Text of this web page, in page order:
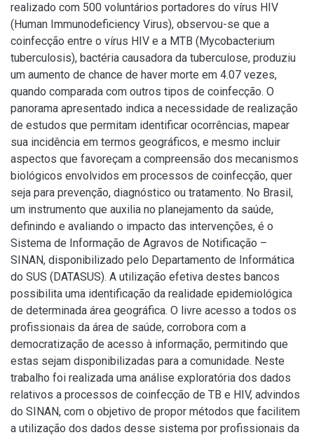
realizado com 500 voluntários portadores do vírus HIV
(Human Immunodeficiency Virus), observou-se que a
coinfecção entre o vírus HIV e a MTB (Mycobacterium
tuberculosis), bactéria causadora da tuberculose, produziu
um aumento de chance de haver morte em 4.07 vezes,
quando comparada com outros tipos de coinfecção. O
panorama apresentado indica a necessidade de realização
de estudos que permitam identificar ocorrências, mapear
sua incidência em termos geográficos, e mesmo incluir
aspectos que favoreçam a compreensão dos mecanismos
biológicos envolvidos em processos de coinfecção, quer
seja para prevenção, diagnóstico ou tratamento. No Brasil,
um instrumento que auxilia no planejamento da saúde,
definindo e avaliando o impacto das intervenções, é o
Sistema de Informação de Agravos de Notificação –
SINAN, disponibilizado pelo Departamento de Informática
do SUS (DATASUS). A utilização efetiva destes bancos
possibilita uma identificação da realidade epidemiológica
de determinada área geográfica. O livre acesso a todos os
profissionais da área de saúde, corrobora com a
democratização de acesso à informação, permitindo que
estas sejam disponibilizadas para a comunidade. Neste
trabalho foi realizada uma análise exploratória dos dados
relativos a processos de coinfecção de TB e HIV, advindos
do SINAN, com o objetivo de propor métodos que facilitem
a utilização dos dados desse sistema por profissionais da